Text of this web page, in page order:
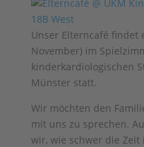
Unser Elterncafé findet
November) im
kinderkardiologischen
Münster statt.
Wir möchten den
mit uns zu sprechen.
wir, wie schwer die Zeit